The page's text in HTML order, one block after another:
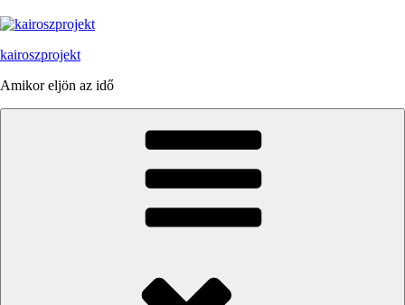
kairoszprojekt
Amikor eljön az idő